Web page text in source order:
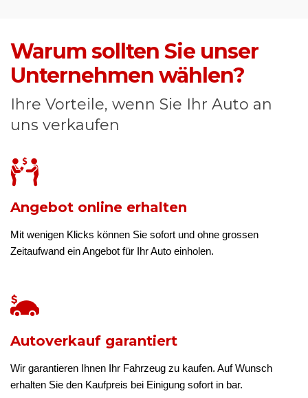
Warum sollten Sie unser
Unternehmen wählen?
Ihre Vorteile, wenn Sie Ihr Auto an
uns verkaufen
Angebot online erhalten
Mit wenigen Klicks können Sie sofort und ohne grossen
Zeitaufwand ein Angebot für Ihr Auto einholen.
Autoverkauf garantiert
Wir garantieren Ihnen Ihr Fahrzeug zu kaufen. Auf Wunsch
erhalten Sie den Kaufpreis bei Einigung sofort in bar.